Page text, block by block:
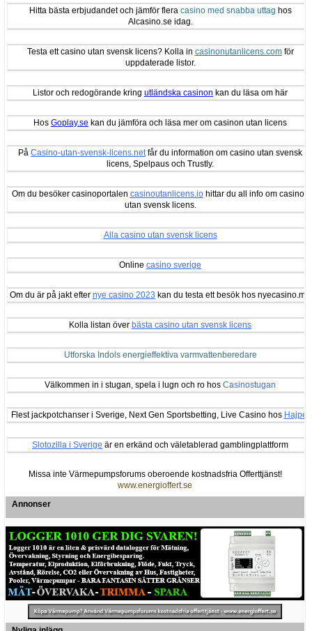
Hitta bästa erbjudandet och jämför flera casino med snabba uttag hos
Alcasino.se idag.
Testa ett casino utan svensk licens? Kolla in casinonutanlicens.comför
uppdaterade listor.
Listor och redogörande kring utländska casinon kan du läsa om här
Hos Goplay.se kan du jämföra och läsa mer om casinon utan licens
På Casino-utan-svensk-licens.netfår du information om casino utan svensk
licens, Spelpaus och Trustly.
Om du besöker casinoportalen casinoutanlicens.iohittar du all info om casinon
utan svensk licens.
Alla casino utan svensk licens
Online casino sverige
Om du är på jakt efter nye casino 2023 kan du testa ett besök hos nyecasino.me
Kolla listan över bästa casino utan svensk licens
Utforska Indols energieffektiva varmvattenberedare
Välkommen in i stugan, spela i lugn och ro hos Casinostugan
Flest jackpotchanser i Sverige, Next Gen Sportsbetting, Live Casino hos Hajper
Slotozilla i Sverige är en erkänd och väletablerad gamblingplattform
Missa inte Värmepumpsforums oberoende kostnadsfria Offerttjänst!
www.energioffert.se
Annonser